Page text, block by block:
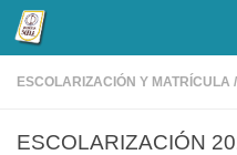
Saltar al contenido
ESCOLARIZACIÓN Y MATRÍCULA /
ESCOLARIZACIÓN